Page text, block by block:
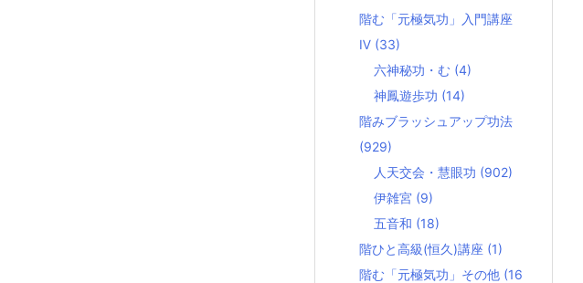
階む「元極気功」入門講座
Ⅳ (33)
六神秘功・む (4)
神鳳遊歩功 (14)
階みブラッシュアップ功法
(929)
人天交会・慧眼功 (902)
伊雑宮 (9)
五音和 (18)
階ひと高級(恒久)講座 (1)
階む「元極気功」その他 (16